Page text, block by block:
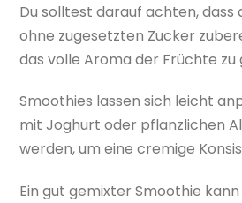
Du solltest darauf achten, dass
ohne zugesetzten Zucker
das volle Aroma der Früchte zu
Smoothies lassen sich leicht
mit Joghurt oder pflanzlichen
werden, um eine cremige
Ein gut gemixter Smoothie